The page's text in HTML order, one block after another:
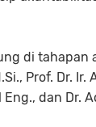
di tahapan
Prof. Dr. Ir.
Eng., dan Dr.